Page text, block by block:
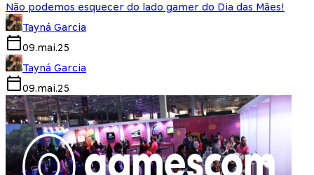
Não podemos esquecer do lado gamer do Dia das Mães!
Tayná Garcia
09.mai.25
Tayná Garcia
09.mai.25